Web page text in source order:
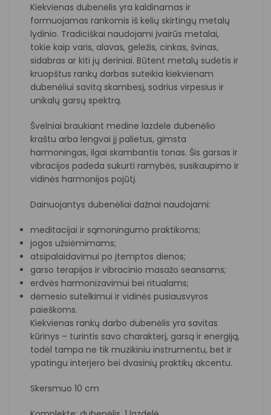
Kiekvienas dubenėlis yra kaldinamas ir
formuojamas rankomis iš kelių skirtingų metalų
lydinio. Tradiciškai naudojami įvairūs metalai,
tokie kaip varis, alavas, geležis, cinkas, švinas,
sidabras ar kiti jų deriniai. Būtent metalų sudėtis ir
kruopštus rankų darbas suteikia kiekvienam
dubenėliui savitą skambesį, sodrius virpesius ir
unikalų garsų spektrą.
Švelniai braukiant medine lazdele dubenėlio
kraštu arba lengvai jį palietus, gimsta
harmoningas, ilgai skambantis tonas. Šis garsas ir
vibracijos padeda sukurti ramybės, susikaupimo ir
vidinės harmonijos pojūtį.
Dainuojantys dubenėliai dažnai naudojami:
meditacijai ir sąmoningumo praktikoms;
jogos užsiėmimams;
atsipalaidavimui po įtemptos dienos;
garso terapijos ir vibracinio masažo seansams;
erdvės harmonizavimui bei ritualams;
dėmesio sutelkimui ir vidinės pusiausvyros
paieškoms.
Kiekvienas rankų darbo dubenėlis yra savitas
kūrinys – turintis savo charakterį, garsą ir energiją,
todėl tampa ne tik muzikiniu instrumentu, bet ir
ypatingu interjero bei dvasinių praktikų akcentu.
Skersmuo 10 cm